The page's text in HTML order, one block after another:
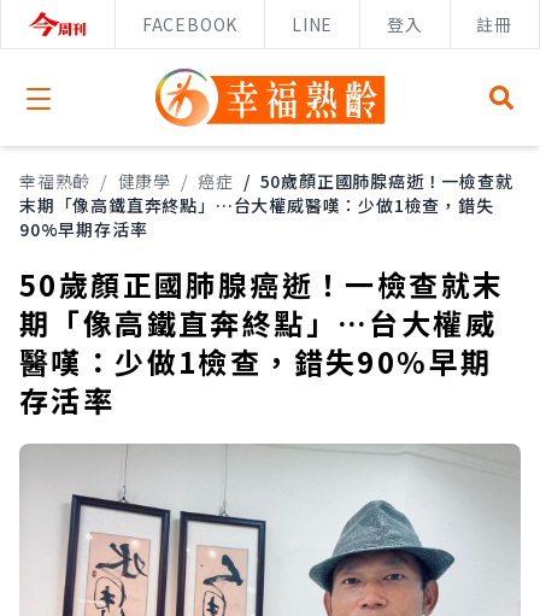
FACEBOOK LINE 登入 註冊
Open menu
幸福熟齡 / 健康學 / 癌症 / 50歲顏正國肺腺癌逝！一檢查就
末期「像高鐵直奔終點」…台大權威醫嘆：少做1檢查，錯失
90%早期存活率
50歲顏正國肺腺癌逝！一檢查就末
期「像高鐵直奔終點」…台大權威
醫嘆：少做1檢查，錯失90%早期
存活率